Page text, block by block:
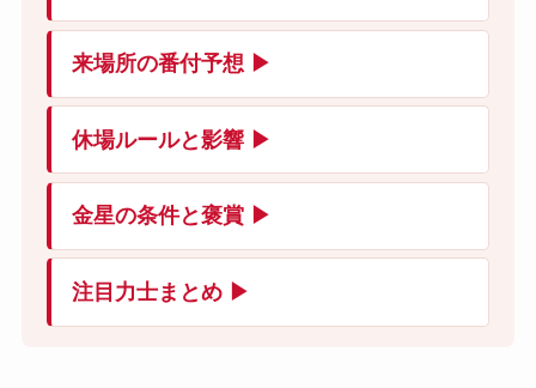
来場所の番付予想 ▶
休場ルールと影響 ▶
金星の条件と褒賞 ▶
注目力士まとめ ▶